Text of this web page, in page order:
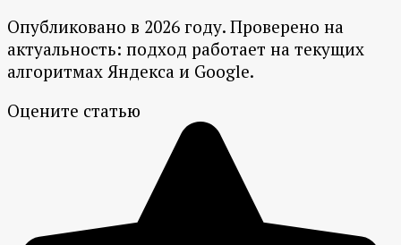
Опубликовано в 2026 году. Проверено на
актуальность: подход работает на текущих
алгоритмах Яндекса и Google.
Оцените статью